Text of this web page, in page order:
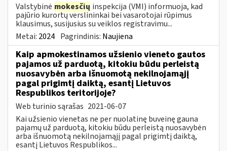
Valstybinė mokesčių inspekcija (VMI) informuoja, kad
pajūrio kurortų verslininkai bei vasarotojai rūpimus
klausimus, susijusius su veiklos registravimu...
Metai: 2024 Pagrindinis: Naujiena
Kaip apmokestinamos užsienio vieneto gautos
pajamos už parduotą, kitokiu būdu perleistą
nuosavybėn arba išnuomotą nekilnojamąjį
pagal prigimtį daiktą, esantį Lietuvos
Respublikos teritorijoje?
Web turinio sąrašas 2021-06-07
Kai užsienio vienetas ne per nuolatinę buveinę gauna
pajamų už parduotą, kitokiu būdu perleistą nuosavybėn
arba išnuomotą nekilnojamąjį pagal prigimtį daiktą,
esantį Lietuvos Respublikos...